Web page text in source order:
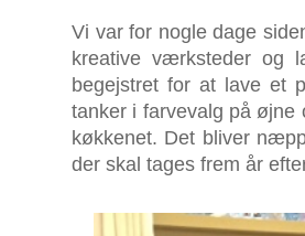
Vi var for nogle dage
kreative værksteder og
begejstret for at lave et
tanker i farvevalg på
køkkenet. Det bliver
der skal tages frem år